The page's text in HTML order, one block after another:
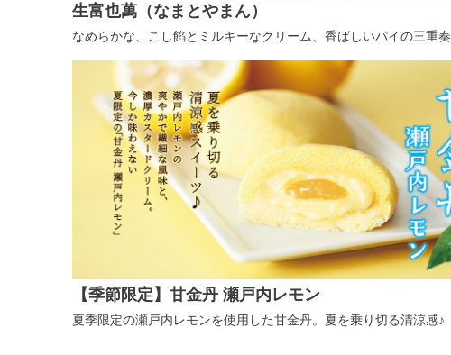
生富也萬（なまとやまん）
なめらかな、こし餡とミルキーなクリーム、香ばしいパイの三重奏
【季節限定】甘金丹 瀬戸内レモン
夏季限定の瀬戸内レモンを使用した甘金丹。夏を乗り切る清涼感♪